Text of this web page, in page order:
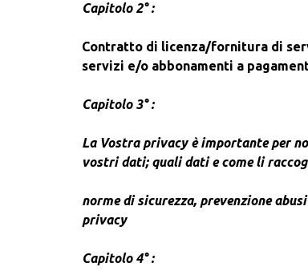
Capitolo 2° :
Contratto di licenza/fornitura di
servizi e/o abbonamenti a
Capitolo 3° :
La Vostra privacy è importante per
vostri dati; quali dati e come li
norme di sicurezza, prevenzione
privacy
Capitolo 4° :